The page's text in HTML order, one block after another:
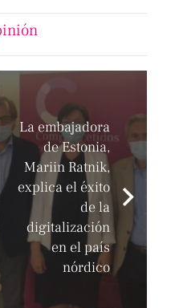
La embajadora
de Estonia,
Mariin Ratnik,
explica el éxito
de la
digitalización
en el país
nórdico